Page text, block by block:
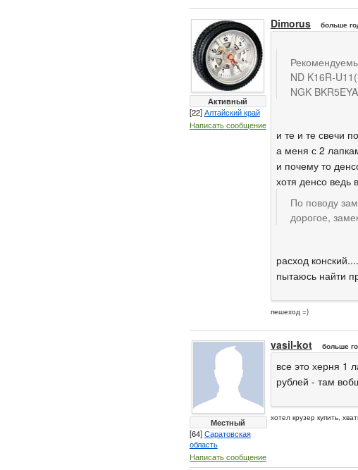
Активный
[22]Алтайский край
Написать сообщение
Dimorus больше
ND K16R-
NGK
и те и те свечи
а меня с 2
и почему то
хотя денсо ведь
По поводу
дорогое,
расход
пытаюсь найти
пешеход =)
Местный
[64]Саратовская
область
Написать сообщение
vasil-kot больше
все это херня 1
рублей - там
хотел крузер купить,